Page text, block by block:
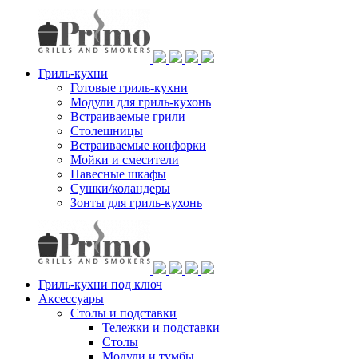
Гриль-кухни
Готовые гриль-кухни
Модули для гриль-кухонь
Встраиваемые грили
Столешницы
Встраиваемые конфорки
Мойки и смесители
Навесные шкафы
Сушки/коландеры
Зонты для гриль-кухонь
Гриль-кухни под ключ
Аксессуары
Столы и подставки
Тележки и подставки
Столы
Модули и тумбы